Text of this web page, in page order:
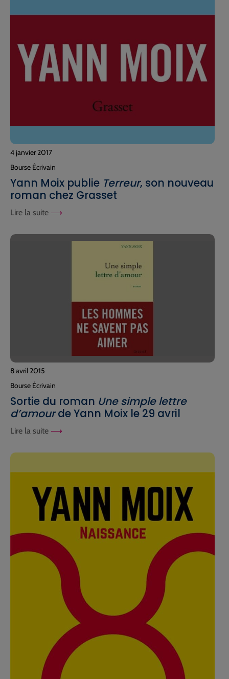
4 janvier 2017
Bourse Écrivain
Yann Moix publie Terreur, son nouveau
roman chez Grasset
Lire la suite
8 avril 2015
Bourse Écrivain
Sortie du roman Une simple lettre
d’amourde Yann Moix le 29 avril
Lire la suite